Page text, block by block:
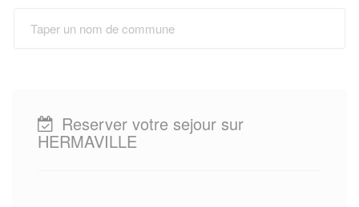
Reserver votre sejour sur
HERMAVILLE